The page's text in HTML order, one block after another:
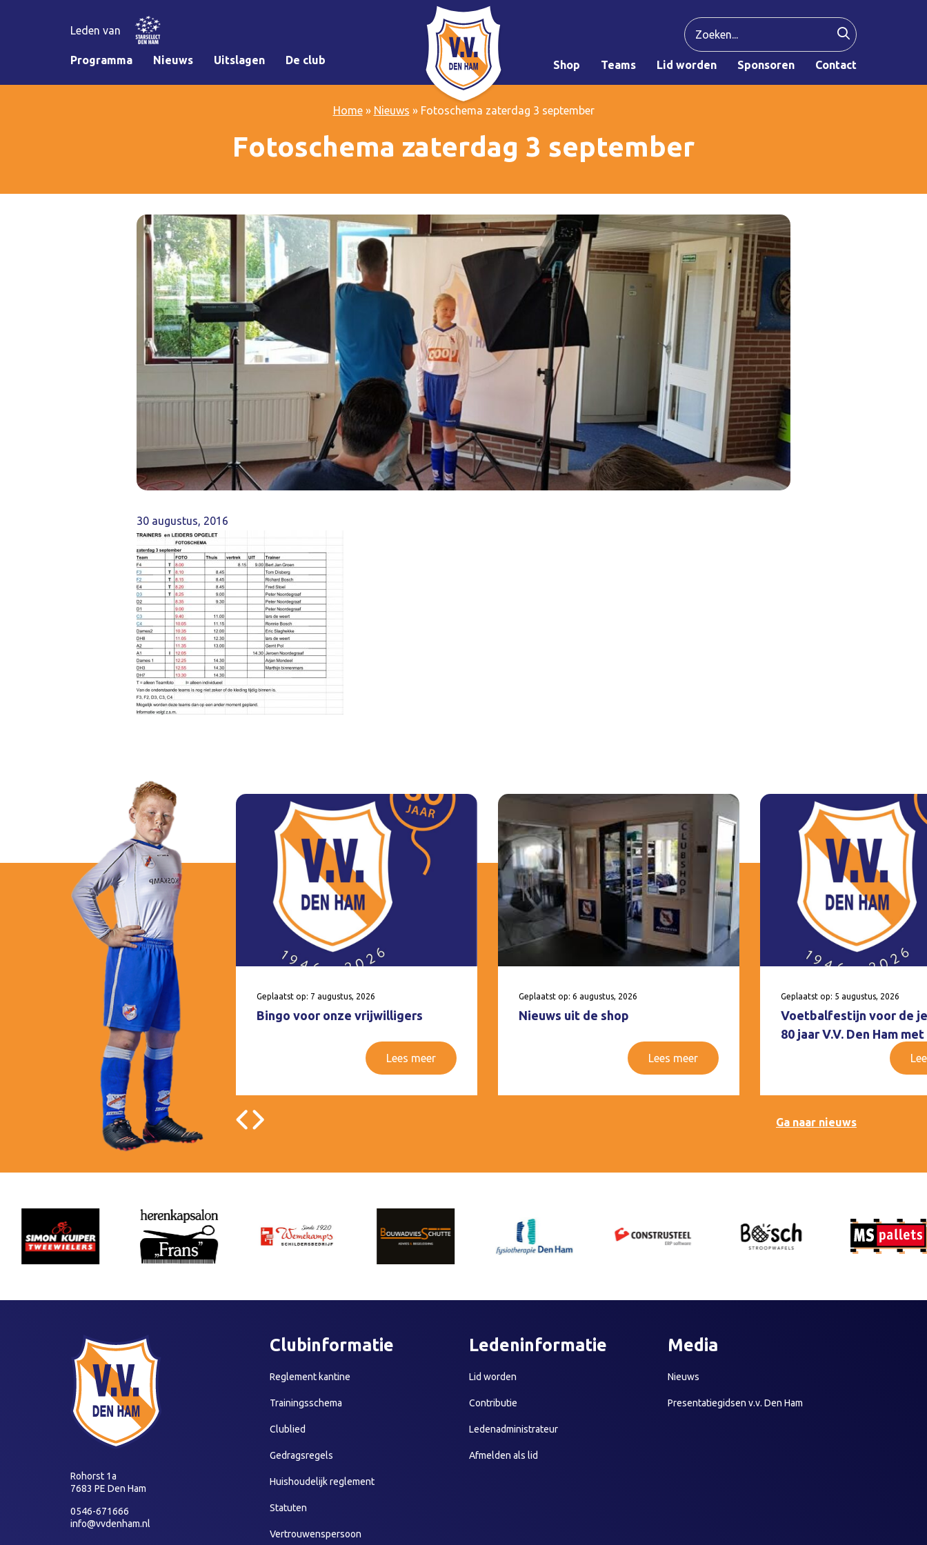
Leden van
Programma Nieuws Uitslagen De club Shop Teams Lid worden Sponsoren Contact
Home» Nieuws » Fotoschema zaterdag 3 september
Fotoschema zaterdag 3 september
30 augustus, 2016
Geplaatst op: 7 augustus, 2026
Bingo voor onze vrijwilligers
Lees meer
Geplaatst op: 6 augustus, 2026
Nieuws uit de shop
Lees meer
Geplaatst op: 5 augustus, 2026
Voetbalfestijn voor de
80 jaar V.V. Den Ham
Ga naar nieuws
Rohorst 1a
7683 PE Den Ham
0546-671666
info@vvdenham.nl
Clubinformatie
Reglement kantine
Trainingsschema
Clublied
Gedragsregels
Huishoudelijk reglement
Statuten
Vertrouwenspersoon
Ledeninformatie
Lid worden
Contributie
Ledenadministrateur
Afmelden als lid
Media
Nieuws
Presentatiegidsen v.v. Den Ham